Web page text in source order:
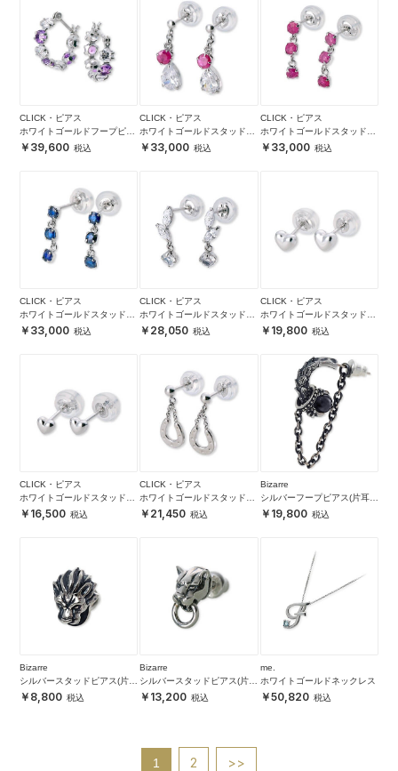
CLICK・ピアス
ホワイトゴールドフープピア
ス 39,600
CLICK・ピアス
ホワイトゴールドスタッドピ
アス33,000
CLICK・ピアス
ホワイトゴールドスタッドピ
アス33,000
CLICK・ピアス
ホワイトゴールドスタッドピ
アス33,000
CLICK・ピアス
ホワイトゴールドスタッドピ
アス28,050
CLICK・ピアス
ホワイトゴールドスタッドピ
アス19,800
CLICK・ピアス
ホワイトゴールドスタッドピ
アス16,500
CLICK・ピアス
ホワイトゴールドスタッドピ
アス21,450
Bizarre
シルバーフープピアス(片耳
用) 19,800
Bizarre
シルバースタッドピアス(片耳
用)8,800
Bizarre
シルバースタッドピアス(片耳
用)13,200
me.
ホワイトゴールドネックレス
50,820
1 2 >>